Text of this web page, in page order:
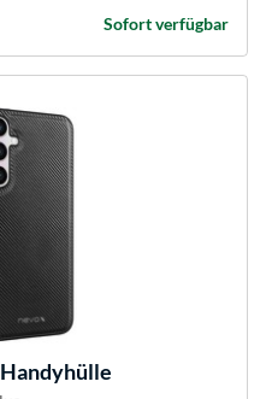
Sofort verfügbar